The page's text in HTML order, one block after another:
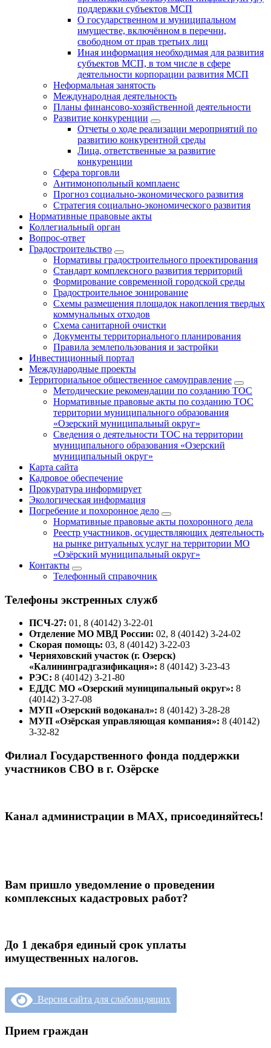
поддержки субъектов МСП
О государственном и муниципальном
имуществе, включённом в перечни,
свободном от прав третьих лиц
Иная информация необходимая для развития
субъектов МСП, в том числе в сфере
деятельности корпорации развития МСП
Неформальная занятость
Международная деятельность
Планы финансово-хозяйственной деятельности
Развитие конкуренции
Отчеты о ходе реализации мероприятий по
развитию конкурентной среды
Лица, ответственные за развитие
конкуренции
Сфера торговли
Антимонопольный комплаенс
Прогноз социально-экономического развития
Стратегия социально-экономического развития
Нормативные правовые акты
Коллегиальный орган
Вопрос-ответ
Градостроительство
Нормативы градостроительного проектирования
Стандарт комплексного развития территорий
Формирование современной городской среды
Градостроительное зонирование
Схемы размещения площадок накопления твердых
коммунальных отходов
Схема санитарной очистки
Документы территориального планирования
Правила землепользования и застройки
Инвестиционный портал
Международные проекты
Территориальное общественное самоуправление
Методические рекомендации по созданию ТОС
Нормативные правовые акты по созданию ТОС
территории муниципального образования
«Озерский муниципальный округ»
Сведения о деятельности ТОС на территории
муниципального образования «Озерский
муниципальный округ»
Карта сайта
Кадровое обеспечение
Прокуратура информирует
Экологическая информация
Погребение и похоронное дело
Нормативные правовые акты похоронного дела
Реестр участников, осуществляющих деятельность
на рынке ритуальных услуг на территории МО
«Озёрский муниципальный округ»
Контакты
Телефонный справочник
Телефоны экстренных служб
ПСЧ-27: 01, 8 (40142) 3-22-01
Отделение МО МВД России: 02, 8 (40142) 3-24-02
Скорая помощь: 03, 8 (40142) 3-22-03
Черняховский участок (г. Озерск)
«Калининградгазификация»: 8 (40142) 3-23-43
РЭС: 8 (40142) 3-21-80
ЕДДС МО «Озерский муниципальный округ»: 8
(40142) 3-27-08
МУП «Озерский водоканал»: 8 (40142) 3-28-28
МУП «Озёрская управляющая компания»: 8 (40142)
3-32-82
Филиал Государственного фонда поддержки
участников СВО в г. Озёрске
Канал администрации в МАХ, присоединяйтесь!
Вам пришло уведомление о проведении
комплексных кадастровых работ?
До 1 декабря единый срок уплаты
имущественных налогов.
Версия сайта для слабовидящих
Прием граждан